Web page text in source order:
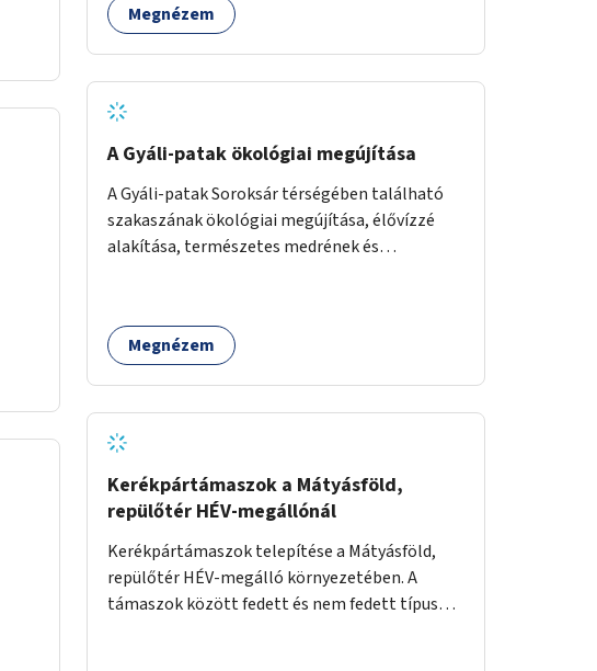
Megnézem
A Gyáli-patak ökológiai megújítása
A Gyáli-patak Soroksár térségében található
szakaszának ökológiai megújítása, élővízzé
alakítása, természetes medrének és
Megnézem
Kerékpártámaszok a Mátyásföld,
repülőtér HÉV-megállónál
Kerékpártámaszok telepítése a Mátyásföld,
repülőtér HÉV-megálló környezetében. A
támaszok között fedett és nem fedett típusok